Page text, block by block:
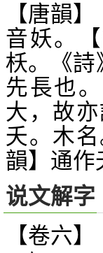
【唐韻
音妖。
枖。《詩
先長也
大，故
夭。木
韻】通作
说文解字
【卷六】